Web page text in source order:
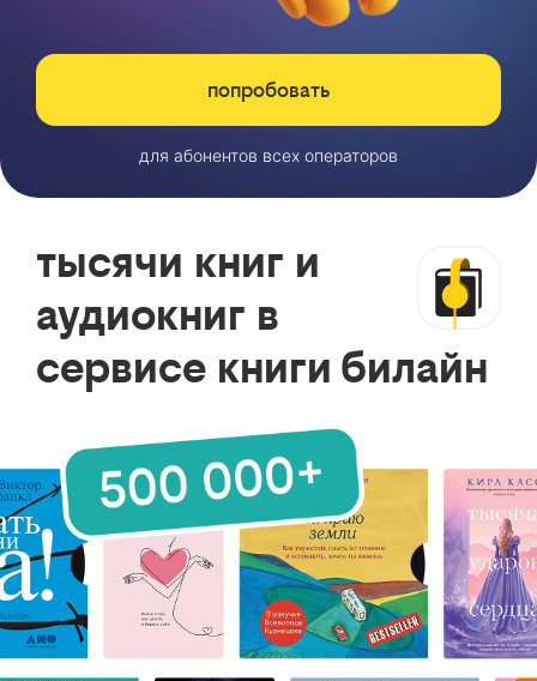
попробовать
для абонентов всех операторов
тысячи книг и
аудиокниг в
сервисе книги билайн